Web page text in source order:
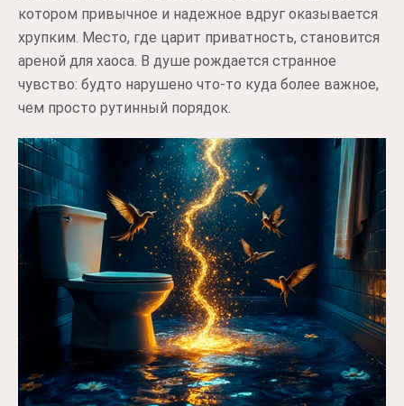
котором привычное и надежное вдруг оказывается
хрупким. Место, где царит приватность, становится
ареной для хаоса. В душе рождается странное
чувство: будто нарушено что-то куда более важное,
чем просто рутинный порядок.